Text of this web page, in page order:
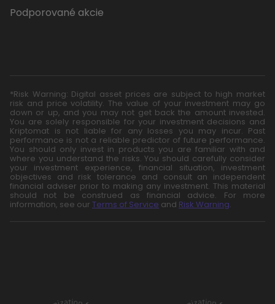
Podporované akcie
*Risk Warning: Digital asset prices are subject to high market
risk and price volatility. The value of your investment may go
down or up, and you may not get back the amount invested.
You are solely responsible for your investment decisions and
Kriptomat is not liable for any losses you may incur. Past
performance is not a reliable predictor of future performance.
You should only invest in products you are familiar with and
where you understand the risks. You should carefully consider
your investment experience, financial situation, investment
objectives and risk tolerance and consult an independent
financial adviser prior to making any investment. This material
should not be construed as financial advice. For more
information, see our Terms of Service and Risk Warning.